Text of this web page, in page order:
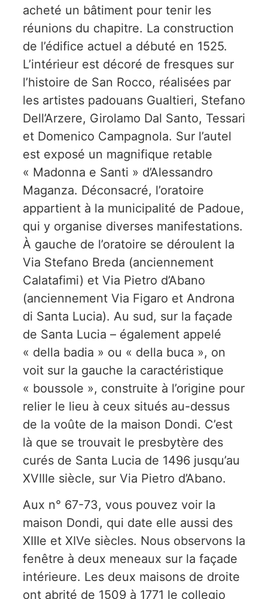
acheté un bâtiment pour tenir les
réunions du chapitre. La construction
de l’édifice actuel a débuté en 1525.
L’intérieur est décoré de fresques sur
l’histoire de San Rocco, réalisées par
les artistes padouans Gualtieri, Stefano
Dell’Arzere, Girolamo Dal Santo, Tessari
et Domenico Campagnola. Sur l’autel
est exposé un magnifique retable
« Madonna e Santi » d’Alessandro
Maganza. Déconsacré, l’oratoire
appartient à la municipalité de Padoue,
qui y organise diverses manifestations.
À gauche de l’oratoire se déroulent la
Via Stefano Breda (anciennement
Calatafimi) et Via Pietro d’Abano
(anciennement Via Figaro et Androna
di Santa Lucia). Au sud, sur la façade
de Santa Lucia – également appelé
« della badia » ou « della buca », on
voit sur la gauche la caractéristique
« boussole », construite à l’origine pour
relier le lieu à ceux situés au-dessus
de la voûte de la maison Dondi. C’est
là que se trouvait le presbytère des
curés de Santa Lucia de 1496 jusqu’au
XVIIIe siècle, sur Via Pietro d’Abano.
Aux n° 67-73, vous pouvez voir la
maison Dondi, qui date elle aussi des
XIIIe et XIVe siècles. Nous observons la
fenêtre à deux meneaux sur la façade
intérieure. Les deux maisons de droite
ont abrité de 1509 à 1771 le collegio